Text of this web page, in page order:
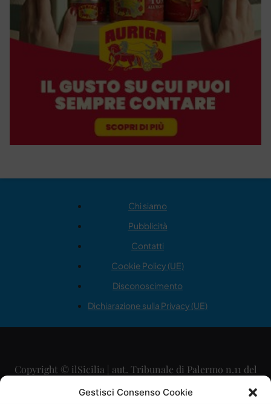
Gestisci Consenso Cookie
Chi siamo
Pubblicità
Contatti
Cookie Policy (UE)
Disconoscimento
Dichiarazione sulla Privacy (UE)
Copyright © ilSicilia | aut. Tribunale di Palermo n.11 del
29/09/2015